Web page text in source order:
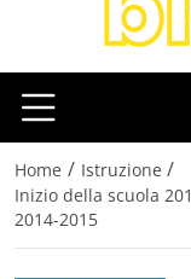
Home / Istruzione /
Inizio della scuola
2014-2015